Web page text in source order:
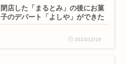
閉店した「まるとみ」の後にお菓
子のデパート「よしや」ができた
2023/12/19